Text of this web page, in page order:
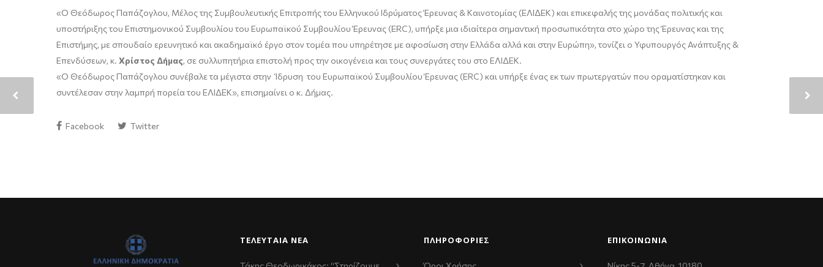
«Ο Θεόδωρος Παπάζογλου, Μέλος της Συμβουλευτικής Επιτροπής του Ελληνικού Ιδρύματος Έρευνας & Καινοτομίας (ΕΛΙΔΕΚ) και επικεφαλής της μονάδας πολιτικής και
υποστήριξης του Επιστημονικού Συμβουλίου του Ευρωπαϊκού Συμβουλίου Έρευνας (ERC), υπήρξε μια ιδιαίτερα σημαντική προσωπικότητα στο χώρο της Έρευνας και της
Επιστήμης, με σπουδαίο ερευνητικό και ακαδημαϊκό έργο στον τομέα που υπηρέτησε με αφοσίωση στην Ελλάδα αλλά και στην Ευρώπη», τονίζει ο Υφυπουργός Ανάπτυξης &
Επενδύσεων, κ. Χρίστος Δήμας, σε συλλυπητήρια επιστολή προς την οικογένεια και τους συνεργάτες του στο ΕΛΙΔΕΚ.
«Ο Θεόδωρος Παπάζογλου συνέβαλε τα μέγιστα στην Ίδρυση του Ευρωπαϊκού Συμβουλίου Έρευνας (ERC) και υπήρξε ένας εκ των πρωτεργατών που οραματίστηκαν και
συντέλεσαν στην λαμπρή πορεία του ΕΛΙΔΕΚ», επισημαίνει ο κ. Δήμας.
Facebook Twitter
ΤΕΛΕΥΤΑΊΑ ΝΈΑ ΠΛΗΡΟΦΟΡΙΕΣ ΕΠΙΚΟΙΝΩΝΊΑ